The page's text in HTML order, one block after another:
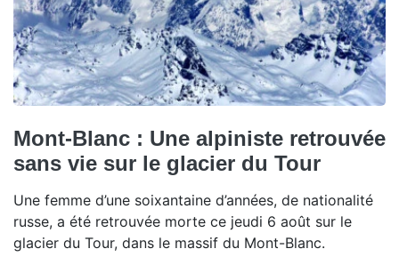
Mont-Blanc : Une alpiniste retrouvée
sans vie sur le glacier du Tour
Une femme d’une soixantaine d’années, de nationalité
russe, a été retrouvée morte ce jeudi 6 août sur le
glacier du Tour, dans le massif du Mont-Blanc.